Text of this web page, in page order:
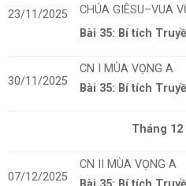
23/11/2025
CHÚA GIÊSU–VUA
Bài 35: Bí tích
30/11/2025
CN I MÙA VỌNG A
Bài 35: Bí tích
Tháng 12
07/12/2025
CN II MÙA VỌNG A